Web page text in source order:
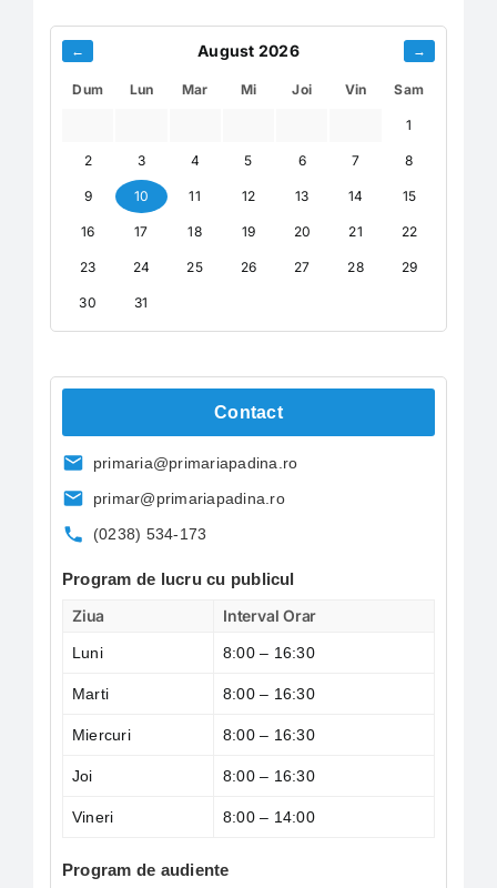
← August 2026 →
Dum Lun Mar Mi Joi Vin Sam
1
2 3 4 5 6 7 8
9 10 11 12 13 14 15
16 17 18 19 20 21 22
23 24 25 26 27 28 29
30 31
Contact
primaria@primariapadina.ro
primar@primariapadina.ro
(0238) 534-173
Program de lucru cu publicul
Ziua
Interval Orar
Luni 8:00 – 16:30
Marti 8:00 – 16:30
Miercuri 8:00 – 16:30
Joi 8:00 – 16:30
Vineri 8:00 – 14:00
Program de audiente